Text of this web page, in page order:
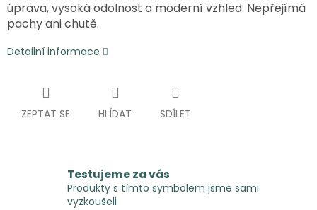
úprava, vysoká odolnost a moderní vzhled. Nepřejímá
pachy ani chutě.
Detailní informace
ZEPTAT SE HLÍDAT SDÍLET
Testujeme za vás
Produkty s tímto symbolem jsme sami
vyzkoušeli